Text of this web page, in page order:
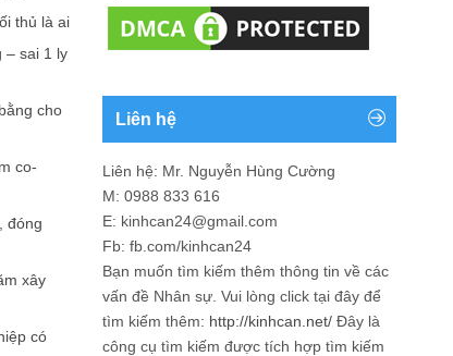
thủ là ai
– sai 1 ly
cho
co-
đóng
xây
có
Liên hệ
Liên hệ: Mr. Nguyễn Hùng Cường
M: 0988 833 616
E: kinhcan24@gmail.com
Fb: fb.com/kinhcan24
Bạn muốn tìm kiếm thêm thông tin về các
vấn đề Nhân sự . Vui lòng click tại đây để
tìm kiếm thêm: http://kinhcan.net/ Đây là
công cụ tìm kiếm được tích hợp tìm kiếm